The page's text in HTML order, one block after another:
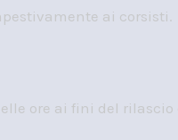
ai corsisti.
ore ai fini del